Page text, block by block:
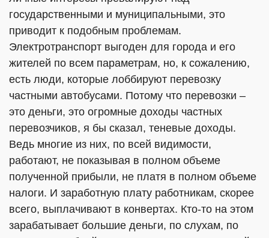
государственными и муниципальными, это
приводит к подобным проблемам.
Электротранспорт выгоден для города и его
жителей по всем параметрам, но, к сожалению,
есть люди, которые лоббируют перевозку
частными автобусами. Потому что перевозки –
это деньги, это огромные доходы частных
перевозчиков, я бы сказал, теневые доходы.
Ведь многие из них, по всей видимости,
работают, не показывая в полном объеме
полученной прибыли, не платя в полном объеме
налоги. И заработную плату работникам, скорее
всего, выплачивают в конвертах. Кто-то на этом
зарабатывает большие деньги, по слухам, по